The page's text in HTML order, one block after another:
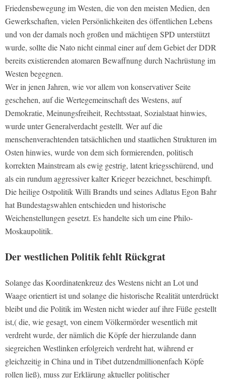
Friedensbewegung im Westen, die von den meisten Medien, den
Gewerkschaften, vielen Persönlichkeiten des öffentlichen Lebens
und von der damals noch großen und mächtigen SPD unterstützt
wurde, sollte die Nato nicht einmal einer auf dem Gebiet der DDR
bereits existierenden atomaren Bewaffnung durch Nachrüstung im
Westen begegnen.
Wer in jenen Jahren, wie vor allem von konservativer Seite
geschehen, auf die Wertegemeinschaft des Westens, auf
Demokratie, Meinungsfreiheit, Rechtsstaat, Sozialstaat hinwies,
wurde unter Generalverdacht gestellt. Wer auf die
menschenverachtenden tatsächlichen und staatlichen Strukturen im
Osten hinwies, wurde von dem sich formierenden, politisch
korrekten Mainstream als ewig gestrig, latent kriegsschürend, und
als ein rundum aggressiver kalter Krieger bezeichnet, beschimpft.
Die heilige Ostpolitik Willi Brandts und seines Adlatus Egon Bahr
hat Bundestagswahlen entschieden und historische
Weichenstellungen gesetzt. Es handelte sich um eine Philo-
Moskaupolitik.
Der westlichen Politik fehlt Rückgrat
Solange das Koordinatenkreuz des Westens nicht an Lot und
Waage orientiert ist und solange die historische Realität unterdrückt
bleibt und die Politik im Westen nicht wieder auf ihre Füße gestellt
ist,( die, wie gesagt, von einem Völkermörder wesentlich mit
verdreht wurde, der nämlich die Köpfe der hierzulande dann
siegreichen Westlinken erfolgreich verdreht hat, während er
gleichzeitig in China und in Tibet dutzendmillionenfach Köpfe
rollen ließ), muss zur Erklärung aktueller politischer